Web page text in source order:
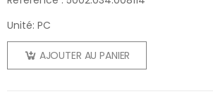
Unité: PC
AJOUTER AU PANIER